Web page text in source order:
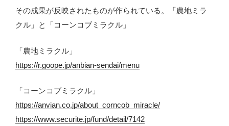
その成果が反映されたものが作られている。「農地ミラ
クル」と「コーンコブミラクル」
「農地ミラクル」
https://r.goope.jp/anbian-sendai/menu
「コーンコブミラクル」
https://anvian.co.jp/about_corncob_miracle/
https://www.securite.jp/fund/detail/7142